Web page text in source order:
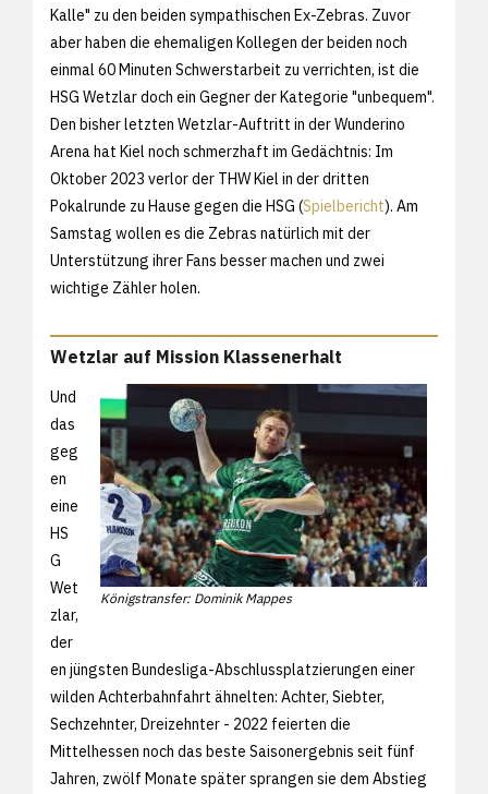
Kalle" zu den beiden sympathischen Ex-Zebras. Zuvor
aber haben die ehemaligen Kollegen der beiden noch
einmal 60 Minuten Schwerstarbeit zu verrichten, ist die
HSG Wetzlar doch ein Gegner der Kategorie "unbequem".
Den bisher letzten Wetzlar-Auftritt in der Wunderino
Arena hat Kiel noch schmerzhaft im Gedächtnis: Im
Oktober 2023 verlor der THW Kiel in der dritten
Pokalrunde zu Hause gegen die HSG (Spielbericht). Am
Samstag wollen es die Zebras natürlich mit der
Unterstützung ihrer Fans besser machen und zwei
wichtige Zähler holen.
Wetzlar auf Mission Klassenerhalt
Königstransfer: Dominik Mappes
Und
das
geg
en
eine
HS
G
Wet
zlar,
der
en jüngsten Bundesliga-Abschlussplatzierungen einer
wilden Achterbahnfahrt ähnelten: Achter, Siebter,
Sechzehnter, Dreizehnter - 2022 feierten die
Mittelhessen noch das beste Saisonergebnis seit fünf
Jahren, zwölf Monate später sprangen sie dem Abstieg